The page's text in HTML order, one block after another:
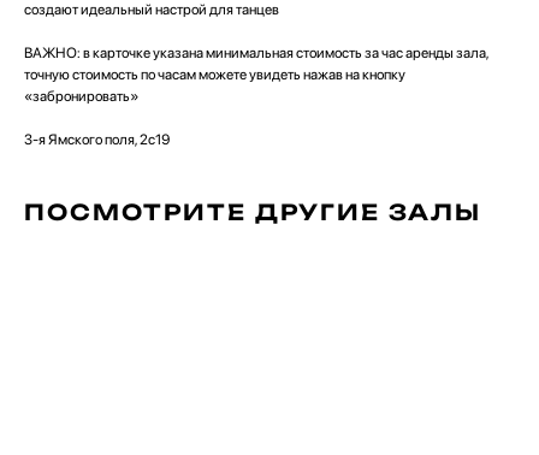
создают идеальный настрой для танцев
ВАЖНО: в карточке указана минимальная стоимость за час аренды зала,
точную стоимость по часам можете увидеть нажав на кнопку
«забронировать»
3-я Ямского поля, 2с19
ПОСМОТРИТЕ ДРУГИЕ ЗАЛЫ